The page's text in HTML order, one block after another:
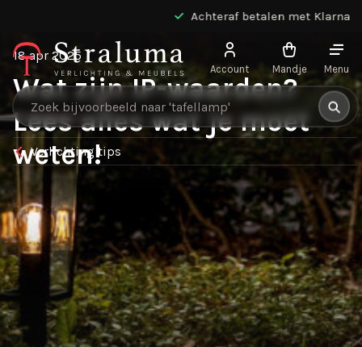
Achteraf betalen met Klarna
Producten zoeken
Account Mandje Menu
Verlichting tips
18 apr 2025
Wat zijn IP-waarden?
Lees alles wat je moet
weten!